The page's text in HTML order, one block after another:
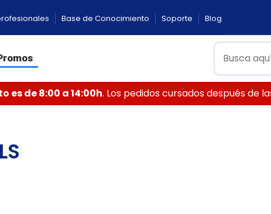
Base de Conocimiento Soporte Blog
es de 8:00 a 14:00h. Los pedidos cursados después de